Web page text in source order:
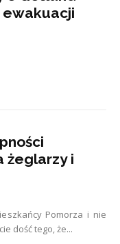
ewakuacji
żeglarzy i
Pomorza i nie
dość tego, że...